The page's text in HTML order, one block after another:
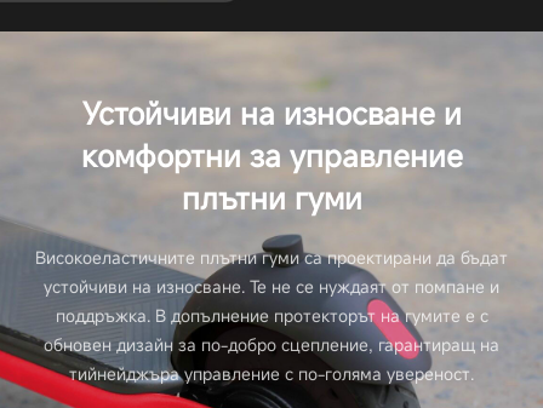
Устойчиви на износване и
комфортни за управление
плътни гуми
Високоеластичните плътни гуми са проектирани да бъдат
устойчиви на износване. Те не се нуждаят от помпане и
поддръжка. В допълнение протекторът на гумите е с
обновен дизайн за по-добро сцепление, гарантиращ на
тийнейджъра управление с по-голяма увереност.